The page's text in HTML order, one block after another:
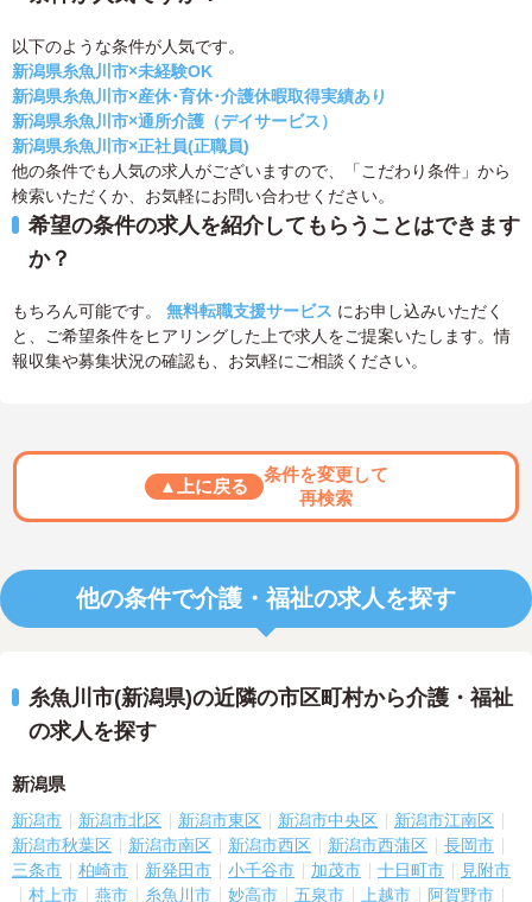
以下のような条件が人気です。
新潟県糸魚川市×未経験OK
新潟県糸魚川市×産休･育休･介護休暇取得実績あり
新潟県糸魚川市×通所介護（デイサービス）
新潟県糸魚川市×正社員(正職員)
他の条件でも人気の求人がございますので、「こだわり条件」から
検索いただくか、お気軽にお問い合わせください。
希望の条件の求人を紹介してもらうことはできます
か？
もちろん可能です。 無料転職支援サービス にお申し込みいただく
と、ご希望条件をヒアリングした上で求人をご提案いたします。情
報収集や募集状況の確認も、お気軽にご相談ください。
▲上に戻る
条件を変更して
再検索
他の条件で介護・福祉の求人を探す
糸魚川市(新潟県)の近隣の市区町村から介護・福祉
の求人を探す
新潟県
新潟市 新潟市北区 新潟市東区 新潟市中央区
新潟市江南区
新潟市秋葉区
新潟市南区 新潟市西区 新潟市西蒲区
長岡市
三条市
柏崎市 新発田市 小千谷市 加茂市 十日町市
見附市
村上市
燕市 糸魚川市 妙高市 五泉市 上越市
阿賀野市